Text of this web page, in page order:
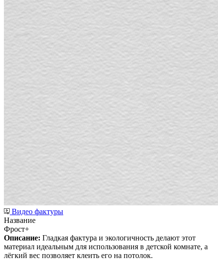
Видео фактуры
Название
Фрост+
Описание: Гладкая фактура и экологичность делают этот
материал идеальным для использования в детской комнате, а
лёгкий вес позволяет клеить его на потолок.